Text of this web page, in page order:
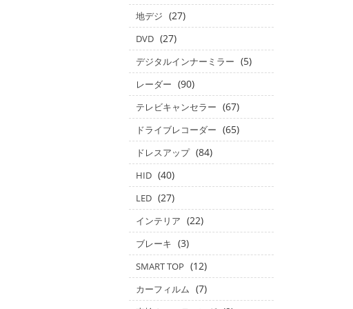
地デジ (27)
DVD (27)
デジタルインナーミラー (5)
レーダー (90)
テレビキャンセラー (67)
ドライブレコーダー (65)
ドレスアップ (84)
HID (40)
LED (27)
インテリア (22)
ブレーキ (3)
SMART TOP (12)
カーフィルム (7)